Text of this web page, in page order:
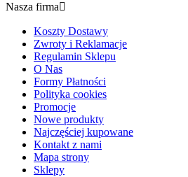
Nasza firma
Koszty Dostawy
Zwroty i Reklamacje
Regulamin Sklepu
O Nas
Formy Płatności
Polityka cookies
Promocje
Nowe produkty
Najczęściej kupowane
Kontakt z nami
Mapa strony
Sklepy